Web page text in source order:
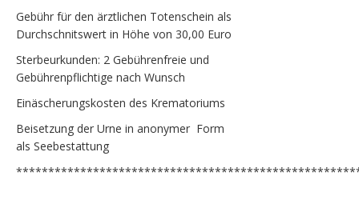
Gebühr für den ärztlichen Totenschein als
Durchschnitswert in Höhe von 30,00 Euro
Sterbeurkunden: 2 Gebührenfreie und
Gebührenpflichtige nach Wunsch
Einäscherungskosten des Krematoriums
Beisetzung der Urne in anonymer Form
als Seebestattung